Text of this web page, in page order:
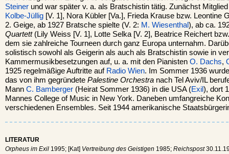
Steiner und war später v. a. als Bratschistin tätig. Zunächst
Kolbe-Jüllig [V. 1], Nora Kübler [Va.], Frieda Krause bzw. Leontine
2. Geige, ab 1927 Bratsche spielte (V. 2: M. Wiesenthal), ab ca.
Quartett(Lily Weiss [V. 1], Lotte Selka [V. 2], Beatrice Reichert
dem sie zahlreiche Tourneen durch ganz Europa unternahm.
solistisch sowohl als Geigerin als auch als Bratschistin sowie in
Kammermusikbesetzungen auf, u. a. mit den Pianisten O. Dachs,
1925 regelmäßige Auftritte auf Radio Wien. Im Sommer 1936
das von ihm gegründete Palestine Orchestra nach Tel Aviv/IL
Mann C. Bamberger (Heirat Sommer 1936) in die USA (Exil), dort
Mannes College of Music in New York. Daneben umfangreiche
verschiedenen Ensembles. Seit 1944 amerikanische
LITERATUR
Orpheus im Exil 1995; [Kat] Vertreibung des Geistigen 1985; Reichspost